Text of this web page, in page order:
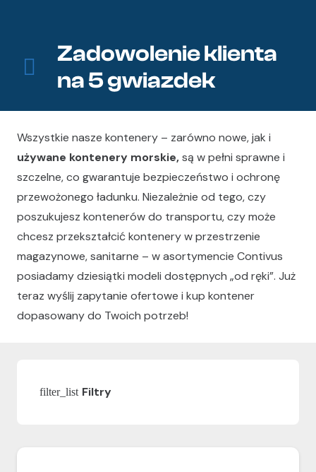
Zadowolenie klienta
na 5 gwiazdek
Wszystkie nasze kontenery – zarówno nowe, jak i
używane kontenery morskie,są w pełni sprawne i
szczelne, co gwarantuje bezpieczeństwo i ochronę
przewożonego ładunku. Niezależnie od tego, czy
poszukujesz kontenerów do transportu, czy może
chcesz przekształcić kontenery w przestrzenie
magazynowe, sanitarne – w asortymencie Contivus
posiadamy dziesiątki modeli dostępnych „od ręki”. Już
teraz wyślij zapytanie ofertowe i kup kontener
dopasowany do Twoich potrzeb!
filter_list Filtry